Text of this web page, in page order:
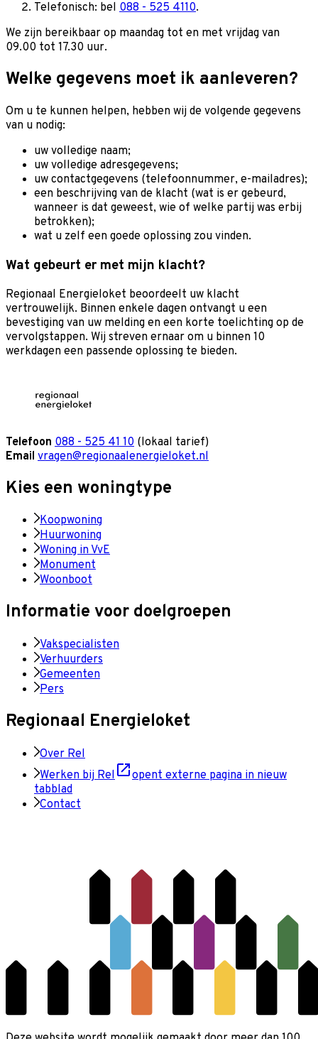
Te­le­fo­nisch: bel 088 - 525 4110.
We zijn bereikbaar op maan­dag tot en met vrij­dag van
09.00 tot 17.30 uur.
Welke gegevens moet ik aanleveren?
Om u te kunnen helpen, hebben wij de volgende gegevens
van u nodig:
uw volledige naam;
uw volledige adresgegevens;
uw contactgegevens (te­le­foon­num­mer, e-mail­adres);
een be­schrij­ving van de klacht (wat is er ge­beurd,
wanneer is dat geweest, wie of welke partij was erbij
betrokken);
wat u zelf een goe­de op­los­sing zou vin­den.
Wat gebeurt er met mijn klacht?
Regionaal Energieloket beoordeelt uw klacht
vertrouwelijk. Binnen enkele dagen ontvangt u een
bevestiging van uw melding en een korte toelichting op de
vervolgstappen. Wij streven ernaar om u binnen 10
werkdagen een passende oplossing te bieden.
Telefoon 088 - 525 41 10 (lokaal tarief)
Email vragen@regionaalenergieloket.nl
Kies een woningtype
Koopwoning
Huurwoning
Woning in VvE
Monument
Woonboot
Informatie voor doelgroepen
Vakspecialisten
Verhuurders
Gemeenten
Pers
Regionaal Energieloket
Over Rel
Werken bij Rel
opent externe pagina in nieuw
tabblad
Contact